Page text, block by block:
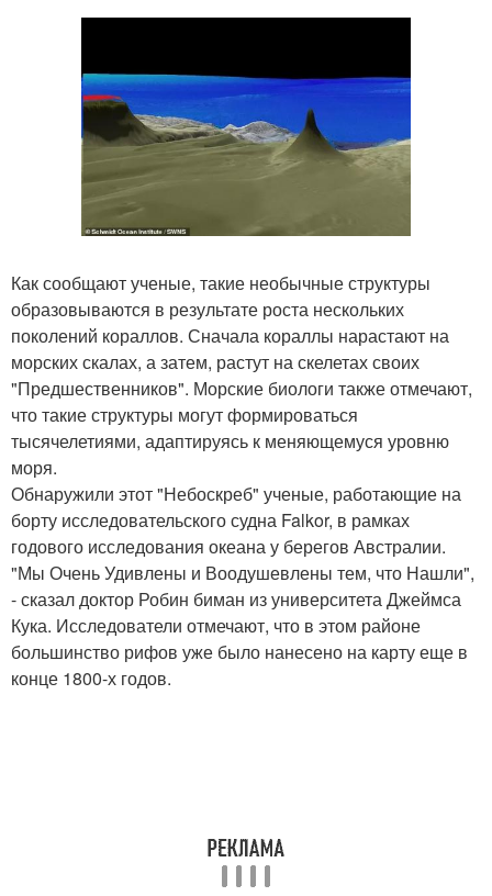
Как сообщают ученые, такие необычные структуры
образовываются в результате роста нескольких
поколений кораллов. Сначала кораллы нарастают на
морских скалах, а затем, растут на скелетах своих
"Предшественников". Морские биологи также отмечают,
что такие структуры могут формироваться
тысячелетиями, адаптируясь к меняющемуся уровню
моря.
Обнаружили этот "Небоскреб" ученые, работающие на
борту исследовательского судна Falkor, в рамках
годового исследования океана у берегов Австралии.
"Мы Очень Удивлены и Воодушевлены тем, что Нашли",
- сказал доктор Робин биман из университета Джеймса
Кука. Исследователи отмечают, что в этом районе
большинство рифов уже было нанесено на карту еще в
конце 1800-х годов.